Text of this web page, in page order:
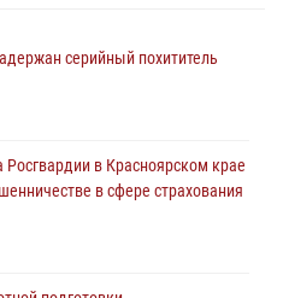
серийный похититель
в Красноярском крае
в сфере страхования